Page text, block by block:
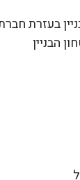
בעזרת חברת
הבניין